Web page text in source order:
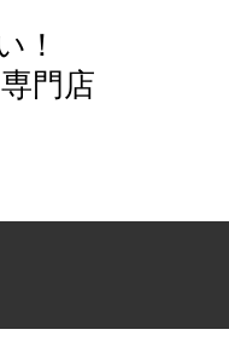
！
門店